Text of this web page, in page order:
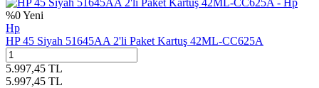
%0Yeni
Hp
HP 45 Siyah 51645AA 2'li Paket Kartuş 42ML-CC625A
5.997,45 TL
5.997,45 TL